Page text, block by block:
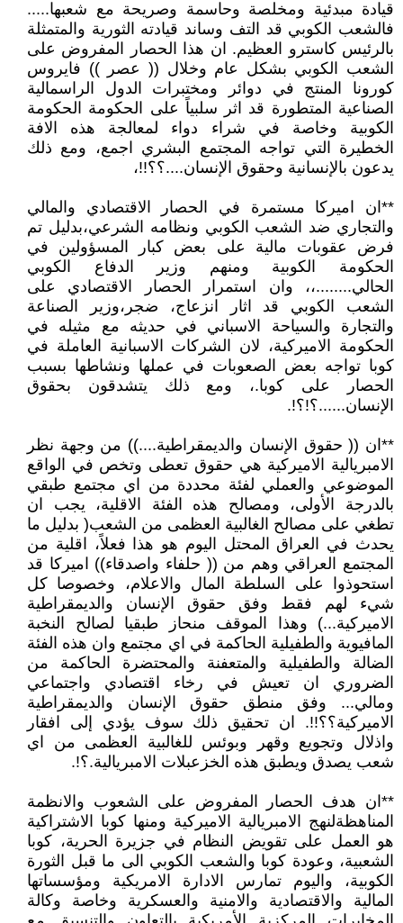
قيادة مبدئية ومخلصة وحاسمة وصريحة مع شعبها.....
فالشعب الكوبي قد التف وساند قيادته الثورية والمتمثلة
بالرئيس كاسترو العظيم. ان هذا الحصار المفروض على
الشعب الكوبي بشكل عام وخلال (( عصر )) فايروس
كورونا المنتج في دوائر ومختبرات الدول الراسمالية
الصناعية المتطورة قد اثر سلبياً على الحكومة الحكومة
الكوبية وخاصة في شراء دواء لمعالجة هذه الافة
الخطيرة التي تواجه المجتمع البشري اجمع، ومع ذلك
يدعون بالإنسانية وحقوق الإنسان....؟؟!!،
**ان اميركا مستمرة في الحصار الاقتصادي والمالي
والتجاري ضد الشعب الكوبي ونظامه الشرعي،بدليل تم
فرض عقوبات مالية على بعض كبار المسؤولين في
الحكومة الكوبية ومنهم وزير الدفاع الكوبي
الحالي........،، وان استمرار الحصار الاقتصادي على
الشعب الكوبي قد اثار انزعاج، ضجر،وزير الصناعة
والتجارة والسياحة الاسباني في حديثه مع مثيله في
الحكومة الاميركية، لان الشركات الاسبانية العاملة في
كوبا تواجه بعض الصعوبات في عملها ونشاطها بسبب
الحصار على كوبا.، ومع ذلك يتشدقون بحقوق
الإنسان......؟!؟!.
**ان (( حقوق الإنسان والديمقراطية....)) من وجهة نظر
الامبريالية الاميركية هي حقوق تعطى وتخص في الواقع
الموضوعي والعملي لفئة محددة من اي مجتمع طبقي
بالدرجة الأولى، ومصالح هذه الفئة الاقلية، يجب ان
تطغي على مصالح الغالبية العظمى من الشعب( بدليل ما
يحدث في العراق المحتل اليوم هو هذا فعلاً، اقلية من
المجتمع العراقي وهم من (( حلفاء واصدقاء)) اميركا قد
استحوذوا على السلطة المال والاعلام، وخصوصا كل
شيء لهم فقط وفق حقوق الإنسان والديمقراطية
الاميركية...) وهذا الموقف منحاز طبقيا لصالح النخبة
المافيوية والطفيلية الحاكمة في اي مجتمع وان هذه الفئة
الضالة والطفيلية والمتعفنة والمحتضرة الحاكمة من
الضروري ان تعيش في رخاء اقتصادي واجتماعي
ومالي... وفق منطق حقوق الإنسان والديمقراطية
الاميركية؟؟!!. ان تحقيق ذلك سوف يؤدي إلى افقار
واذلال وتجويع وقهر وبوئس للغالبية العظمى من اي
شعب يصدق ويطبق هذه الخزعبلات الامبريالية.؟!.
**ان هدف الحصار المفروض على الشعوب والانظمة
المناهظةلنهج الامبريالية الاميركية ومنها كوبا الاشتراكية
هو العمل على تقويض النظام في جزيرة الحرية، كوبا
الشعبية، وعودة كوبا والشعب الكوبي الى ما قبل الثورة
الكوبية، واليوم تمارس الادارة الامريكية ومؤسساتها
المالية والاقتصادية والامنية والعسكرية وخاصة وكالة